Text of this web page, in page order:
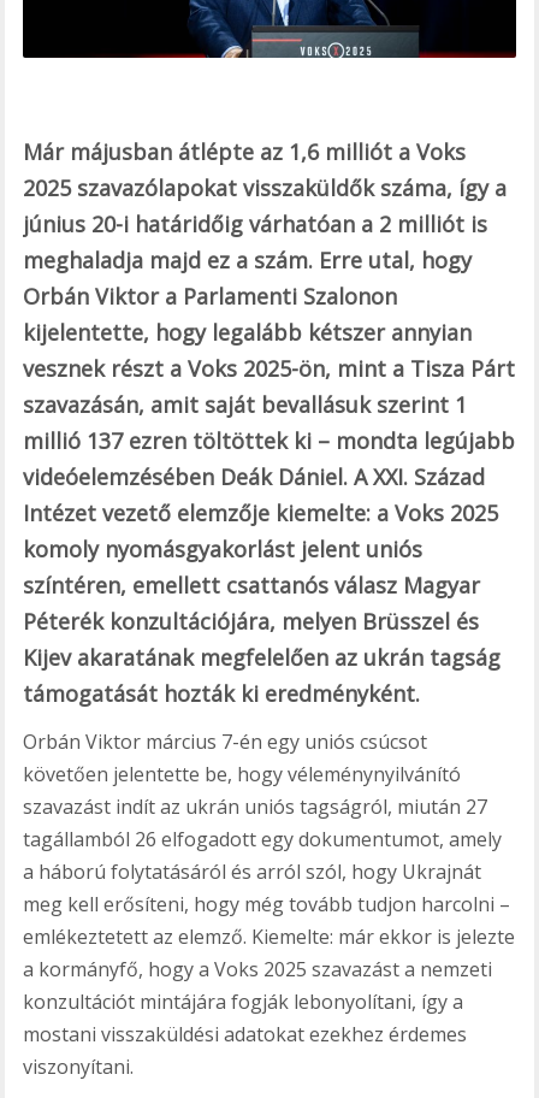
Már májusban átlépte az 1,6 milliót a Voks
2025 szavazólapokat visszaküldők száma, így a
június 20-i határidőig várhatóan a 2 milliót is
meghaladja majd ez a szám. Erre utal, hogy
Orbán Viktor a Parlamenti Szalonon
kijelentette, hogy legalább kétszer annyian
vesznek részt a Voks 2025-ön, mint a Tisza Párt
szavazásán, amit saját bevallásuk szerint 1
millió 137 ezren töltöttek ki – mondta legújabb
videóelemzésében Deák Dániel. A XXI. Század
Intézet vezető elemzője kiemelte: a Voks 2025
komoly nyomásgyakorlást jelent uniós
színtéren, emellett csattanós válasz Magyar
Péterék konzultációjára, melyen Brüsszel és
Kijev akaratának megfelelően az ukrán tagság
támogatását hozták ki eredményként.
Orbán Viktor március 7-én egy uniós csúcsot
követően jelentette be, hogy véleménynyilvánító
szavazást indít az ukrán uniós tagságról, miután 27
tagállamból 26 elfogadott egy dokumentumot, amely
a háború folytatásáról és arról szól, hogy Ukrajnát
meg kell erősíteni, hogy még tovább tudjon harcolni –
emlékeztetett az elemző. Kiemelte: már ekkor is jelezte
a kormányfő, hogy a Voks 2025 szavazást a nemzeti
konzultációt mintájára fogják lebonyolítani, így a
mostani visszaküldési adatokat ezekhez érdemes
viszonyítani.